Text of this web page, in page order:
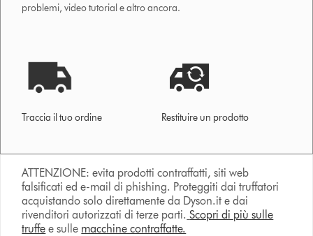
problemi, video tutorial e altro ancora.
Traccia il tuo ordine Restituire un prodotto
ATTENZIONE: evita prodotti contraffatti, siti web
falsificati ed e-mail di phishing. Proteggiti dai truffatori
acquistando solo direttamente da Dyson.it e dai
rivenditori autorizzati di terze parti. Scopri di più sulle
truffe e sulle macchine contraffatte.